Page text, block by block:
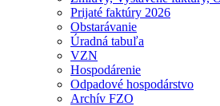
Prijaté faktúry 2026
Obstarávanie
Úradná tabuľa
VZN
Hospodárenie
Odpadové hospodárstvo
Archív FZO